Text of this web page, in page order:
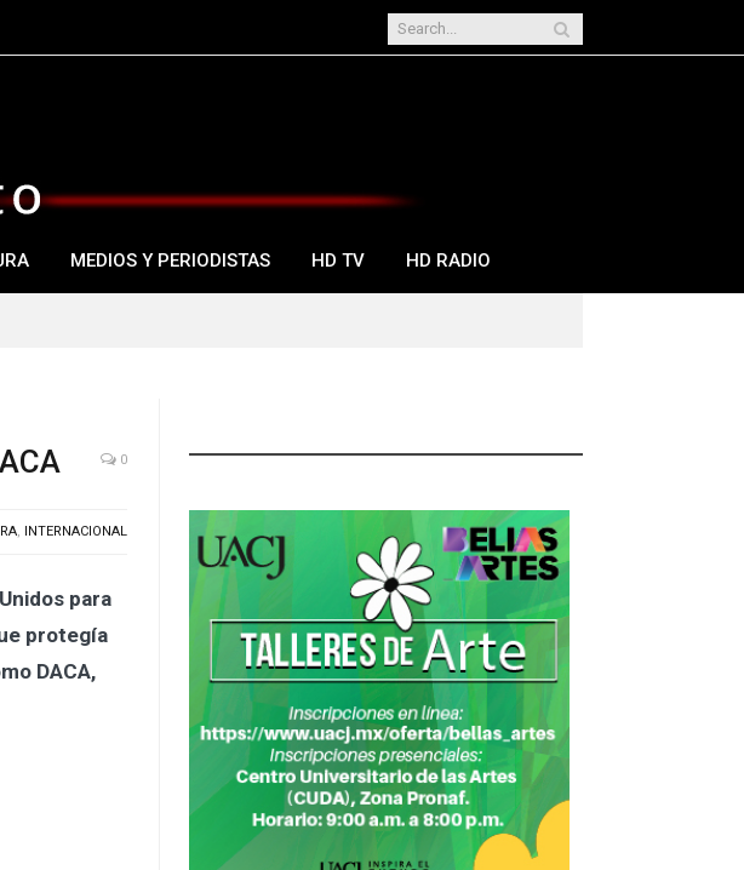
MEDIOS Y PERIODISTAS HD TV HD RADIO
0
, INTERNACIONAL
para
protegía
DACA,